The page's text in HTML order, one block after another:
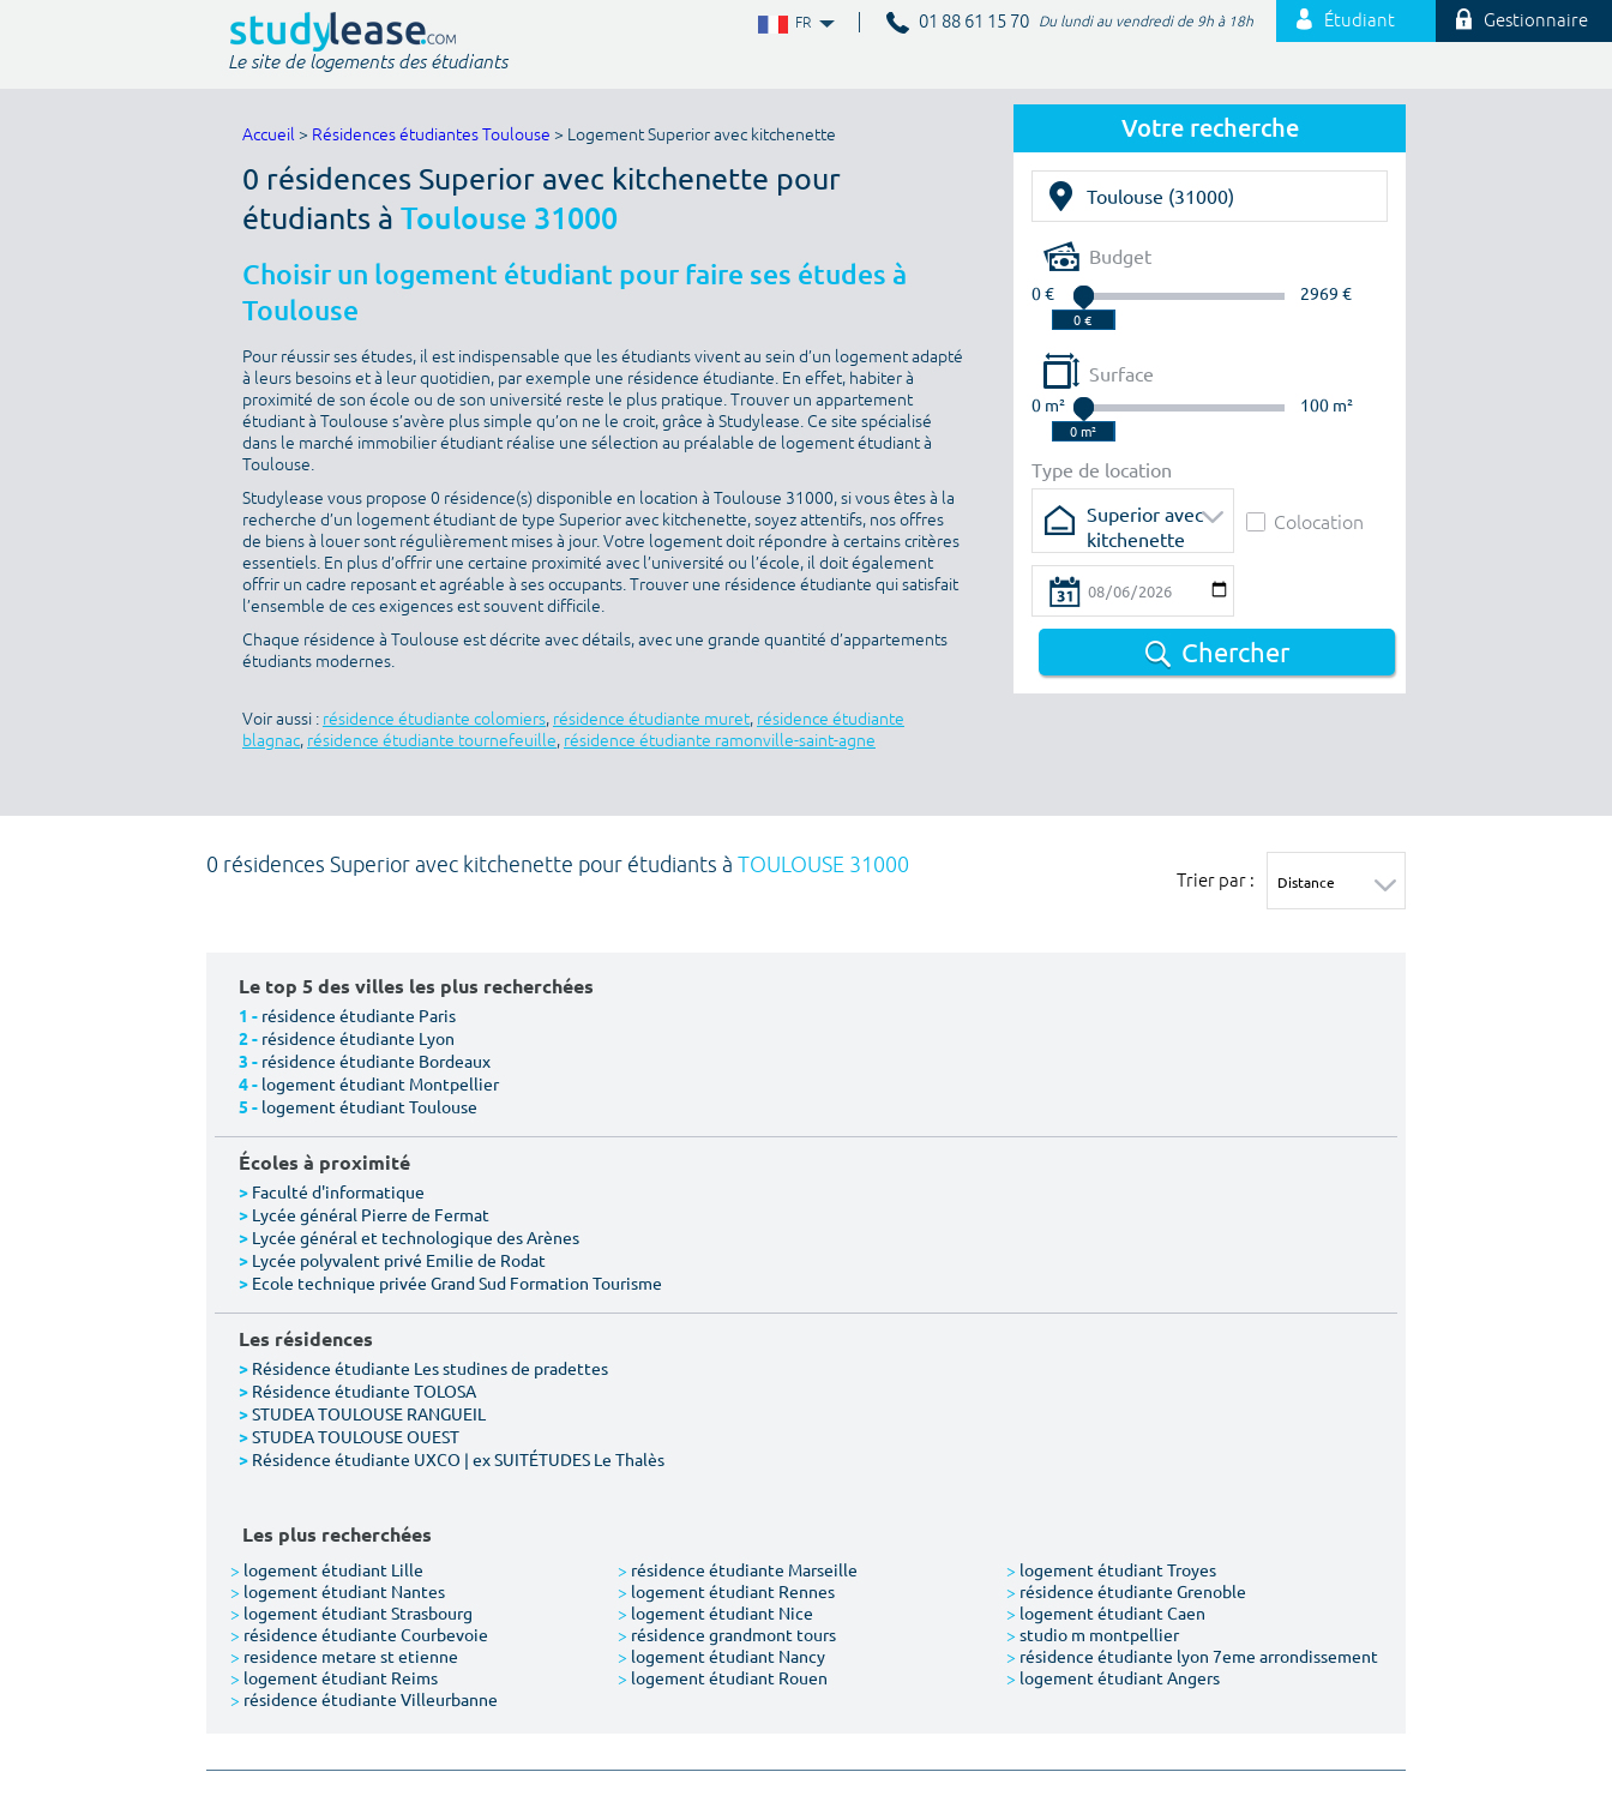
FR 01 88 61 15 70 Du lundi au vendredi de 9h à 18h Étudiant Gestionnaire
Le site de logements des étudiants
Votre recherche
Budget
0 € 2969 €
Surface
0 m² 100 m²
Type de location
Superior avec
kitchenette
Colocation
Chercher
Accueil > Résidences étudiantes Toulouse > Logement Superior avec kitchenette
0 résidences Superior avec kitchenette pour
étudiants à Toulouse 31000
Choisir un logement étudiant pour faire ses études à
Toulouse
Pour réussir ses études, il est indispensable que les étudiants vivent au sein d’un logement adapté
à leurs besoins et à leur quotidien, par exemple une résidence étudiante. En effet, habiter à
proximité de son école ou de son université reste le plus pratique. Trouver un appartement
étudiant à Toulouse s’avère plus simple qu’on ne le croit, grâce à Studylease. Ce site spécialisé
dans le marché immobilier étudiant réalise une sélection au préalable de logement étudiant à
Toulouse.
Studylease vous propose 0 résidence(s) disponible en location à Toulouse 31000, si vous êtes à la
recherche d’un logement étudiant de type Superior avec kitchenette, soyez attentifs, nos offres
de biens à louer sont régulièrement mises à jour. Votre logement doit répondre à certains critères
essentiels. En plus d’offrir une certaine proximité avec l’université ou l’école, il doit également
offrir un cadre reposant et agréable à ses occupants. Trouver une résidence étudiante qui satisfait
l’ensemble de ces exigences est souvent difficile.
Chaque résidence à Toulouse est décrite avec détails, avec une grande quantité d’appartements
étudiants modernes.
Voir aussi : résidence étudiante colomiers, résidence étudiante muret, résidence étudiante
blagnac, résidence étudiante tournefeuille, résidence étudiante ramonville-saint-agne
0 résidences Superior avec kitchenette pour étudiants à TOULOUSE 31000
Trier par :
Le top 5 des villes les plus recherchées
1 - résidence étudiante Paris
2 - résidence étudiante Lyon
3 - résidence étudiante Bordeaux
4 - logement étudiant Montpellier
5 - logement étudiant Toulouse
Écoles à proximité
> Faculté d'informatique
> Lycée général Pierre de Fermat
> Lycée général et technologique des Arènes
> Lycée polyvalent privé Emilie de Rodat
> Ecole technique privée Grand Sud Formation Tourisme
Les résidences
> Résidence étudiante Les studines de pradettes
> Résidence étudiante TOLOSA
>STUDEA TOULOUSE RANGUEIL
>STUDEA TOULOUSE OUEST
> Résidence étudiante UXCO | ex SUITÉTUDES Le Thalès
Les plus recherchées
> logement étudiant Lille > résidence étudiante Marseille > logement étudiant Troyes
> logement étudiant Nantes > logement étudiant Rennes > résidence étudiante Grenoble
> logement étudiant Strasbourg > logement étudiant Nice > logement étudiant Caen
> résidence étudiante Courbevoie > résidence grandmont tours > studio m montpellier
> residence metare st etienne > logement étudiant Nancy > résidence étudiante lyon 7eme arrondissement
> logement étudiant Reims > logement étudiant Rouen > logement étudiant Angers
> résidence étudiante Villeurbanne